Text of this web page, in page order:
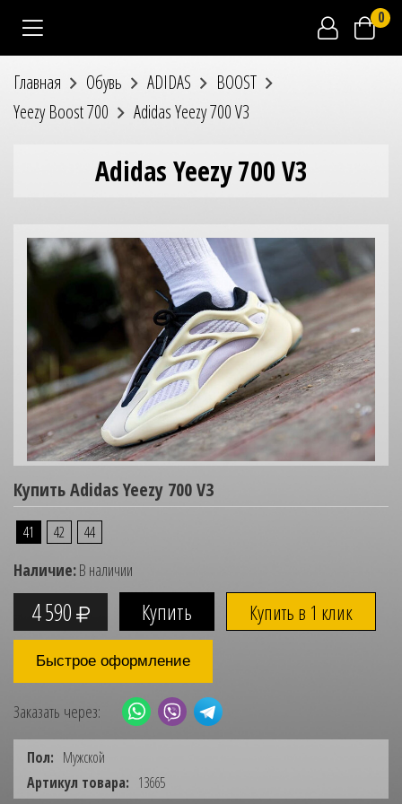
0
Главная Обувь ADIDAS
BOOST
Yeezy Boost 700
Adidas Yeezy 700 V3
Adidas Yeezy 700 V3
Купить Adidas Yeezy 700 V3
41 42 44
Наличие:В наличии
4 590 Купить в 1 клик
Быстрое оформление
Заказать через:
Пол: Мужской
Артикул товара: 13665